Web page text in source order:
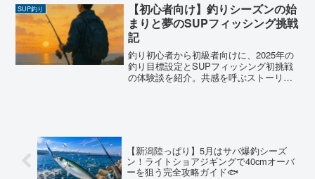
SUP釣り
【初心者向け】釣りシーズンの始
まりと夢のSUPフィッシング挑戦
記
釣り初心者から初級者向けに、2025年の
釣り目標設定とSUPフィッシング初挑戦
の体験談を紹介。共感を呼ぶストーリー
【新潟陸っぱり】5月はサバ爆釣シーズ
ン！ライトショアジギングで40cmオーバ
ーを狙う完全攻略ガイド🐟